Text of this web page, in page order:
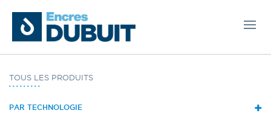
TOUS LES PRODUITS
+
PAR TECHNOLOGIE